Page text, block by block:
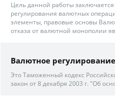
Цель данной работы
регулирования валютных
элементы, правовые основы
отказа от валютной монополии
Валютное
Это Таможенный кодекс
закон от 8 декабря 2003 г. "Об